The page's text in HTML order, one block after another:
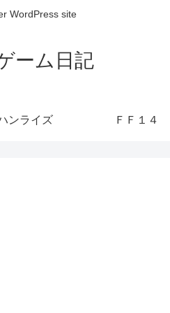
WordPress site
ーム日記
ンライズ ＦＦ１４